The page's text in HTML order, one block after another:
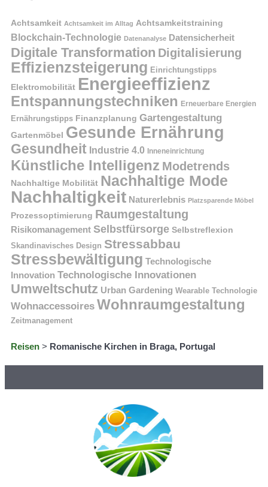
Achtsamkeit Achtsamkeit im Alltag Achtsamkeitstraining
Blockchain-Technologie Datenanalyse Datensicherheit
Digitale Transformation Digitalisierung
Effizienzsteigerung Einrichtungstipps
Elektromobilität Energieeffizienz
Entspannungstechniken Erneuerbare Energien
Ernährungstipps Finanzplanung Gartengestaltung
Gartenmöbel Gesunde Ernährung
Gesundheit Industrie 4.0 Inneneinrichtung
Künstliche Intelligenz Modetrends
Nachhaltige Mobilität Nachhaltige Mode
Nachhaltigkeit Naturerlebnis Platzsparende Möbel
Prozessoptimierung Raumgestaltung
Risikomanagement Selbstfürsorge Selbstreflexion
Skandinavisches Design Stressabbau
Stressbewältigung Technologische
Innovation Technologische Innovationen
Umweltschutz Urban Gardening Wearable Technologie
Wohnaccessoires Wohnraumgestaltung
Zeitmanagement
Reisen > Romanische Kirchen in Braga, Portugal